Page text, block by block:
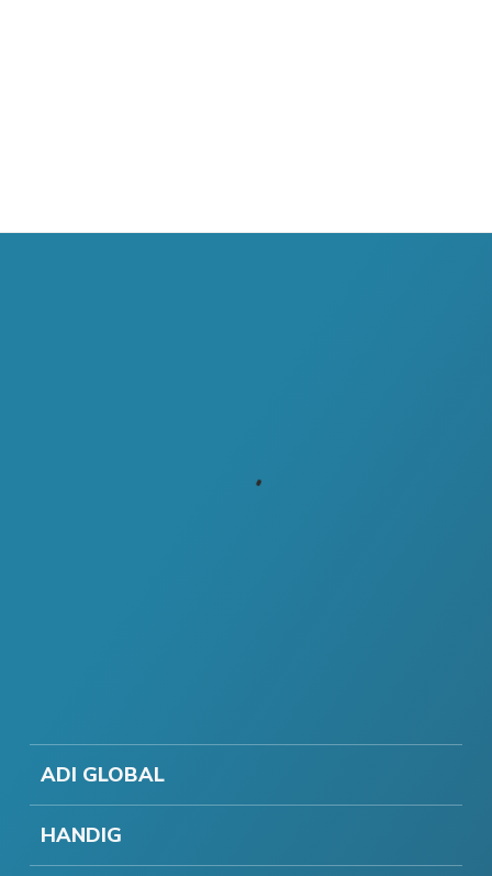
ADI GLOBAL
HANDIG